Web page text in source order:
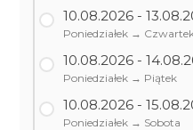
10.08.2026 -
Poniedziałek →
10.08.2026 -
Poniedziałek → Piątek
10.08.2026 -
Poniedziałek → Sobota